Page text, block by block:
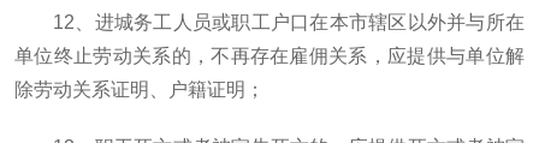
12、进城务工人员或职工户口在本市辖区以外并与所在
单位终止劳动关系的，不再存在雇佣关系，应提供与单位解
除劳动关系证明、户籍证明；